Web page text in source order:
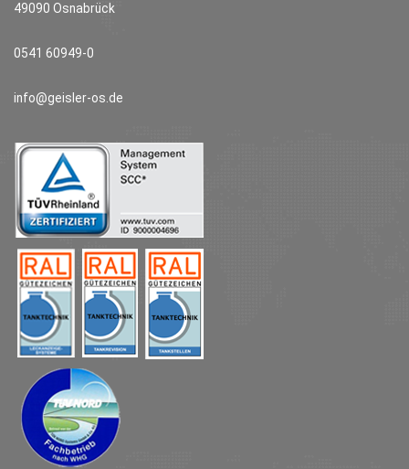
49090 Osnabrück
0541 60949-0
info@geisler-os.de